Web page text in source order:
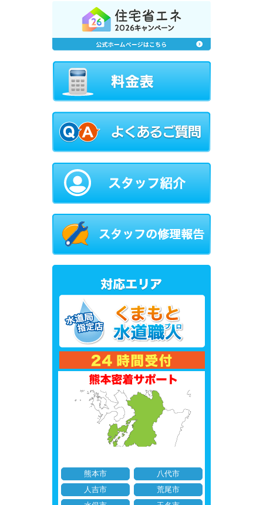
熊本市
八代市
人吉市
荒尾市